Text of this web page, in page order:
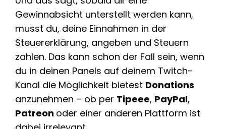
Gewinnabsicht unterstellt werden kann,
musst du, deine Einnahmen in der
Steuererklärung, angeben und Steuern
zahlen. Das kann schon der Fall sein, wenn
du in deinen Panels auf deinem Twitch-
Kanal die Möglichkeit bietest Donations
anzunehmen – ob per Tipeee, PayPal,
Patreon oder einer anderen Plattform ist